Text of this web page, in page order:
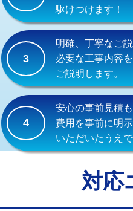
交換・取付（その他部品）
持込商品取付（単水栓）
持込商品取付（混合水栓）
持込商品取付（浄水器・分岐
給水管工事※（ホール加工)
給水管工事※（バンド止め)
給水管工事※（保温材使用（
駆けつけます！
3
明確、丁寧なご
必要な工事内容
ご説明します。
4
安心の事前見積も
費用を事前に明
いただいたうえ
対応